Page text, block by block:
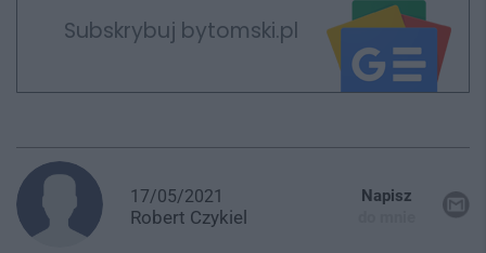
Subskrybuj bytomski.pl
17/05/2021
Robert Czykiel
Napisz